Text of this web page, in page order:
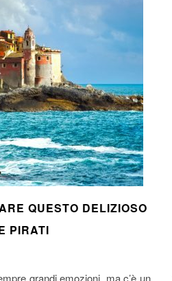
QUESTO DELIZIOSO
PIRATI
grandi emozioni, ma c’è un